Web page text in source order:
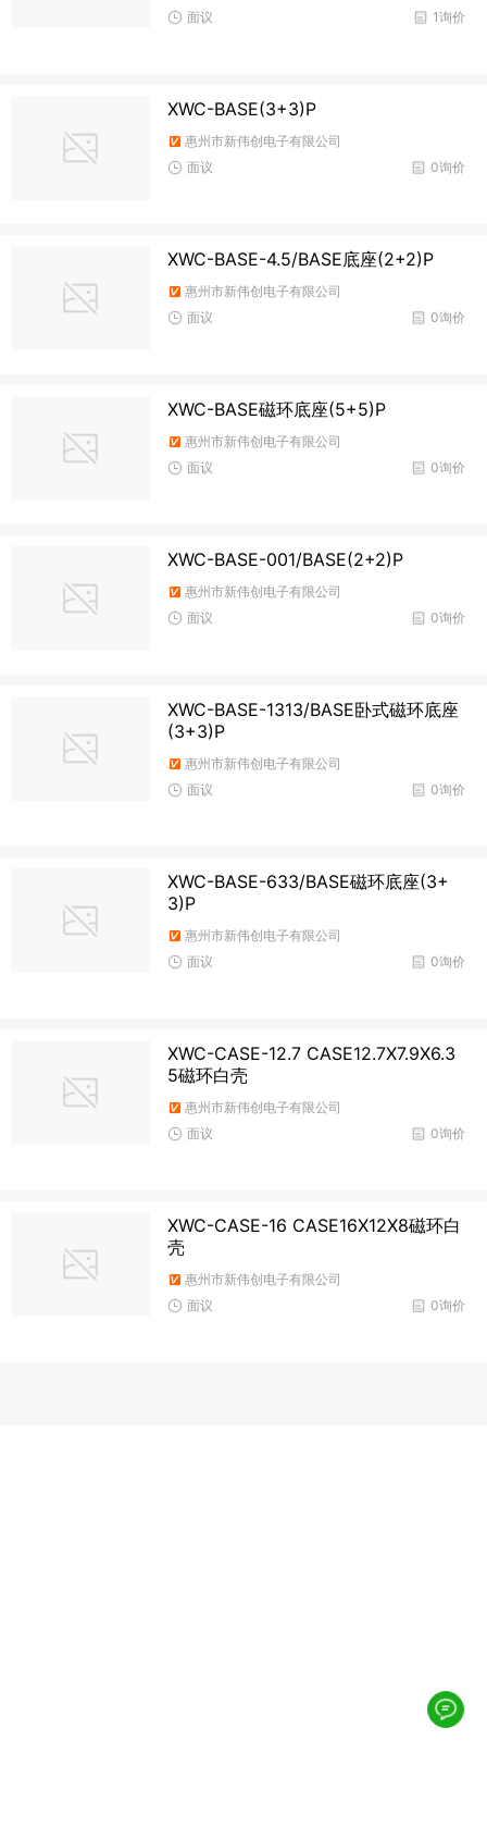
1询价
面议
XWC-BASE(3+3)P
惠州市新伟创电子有限公司
0询价
面议
XWC-BASE-4.5/BASE底座(2+2)P
惠州市新伟创电子有限公司
0询价
面议
XWC-BASE磁环底座(5+5)P
惠州市新伟创电子有限公司
0询价
面议
XWC-BASE-001/BASE(2+2)P
惠州市新伟创电子有限公司
0询价
面议
XWC-BASE-1313/BASE卧式磁环底座
(3+3)P
惠州市新伟创电子有限公司
0询价
面议
XWC-BASE-633/BASE磁环底座(3+
3)P
惠州市新伟创电子有限公司
0询价
面议
XWC-CASE-12.7 CASE12.7X7.9X6.3
5磁环白壳
惠州市新伟创电子有限公司
0询价
面议
XWC-CASE-16 CASE16X12X8磁环白
壳
惠州市新伟创电子有限公司
0询价
面议